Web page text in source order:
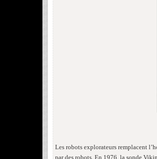
Les robots explorateurs remplacent
par des robots. En 1976, la sonde